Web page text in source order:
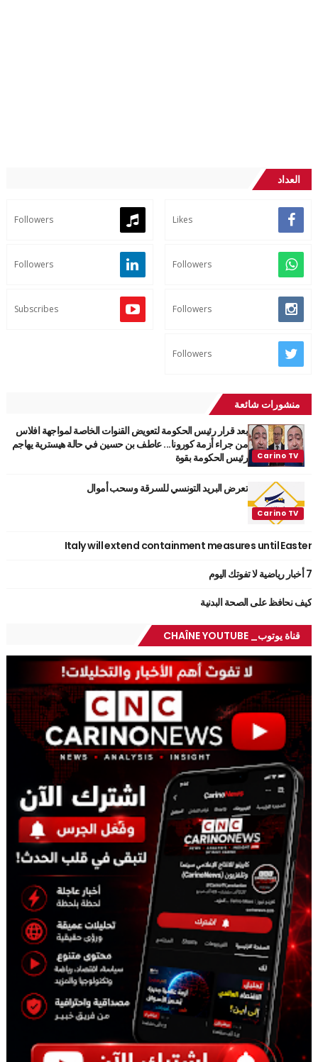
العداد
Likes
Followers
Followers
Followers
Followers
Subscribes
Followers
منشورات شائعة
بعد قرار رئيس الحكومة لتعويض القنوات الخاصة لمواجهة افلاس
من جراء أزمة كورونا... عاطف بن حسين في حالة هيسترية يهاجم
رئيس الحكومة بقوة
تعرض البريد التونسي للسرقة وسحب أموال
Italy will extend containment measures until Easter
7 أخبار رياضية لا تفوتك اليوم
كيف نحافظ على الصحة البدنية
قناة يوتوب_ CHAÎNE YOUTUBE